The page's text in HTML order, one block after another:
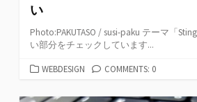
い
Photo:PAKUTASO / susi-paku テーマ「
い部分をチェックしています...
カ
ゴ
WEBDESIGN COMMENTS: 0